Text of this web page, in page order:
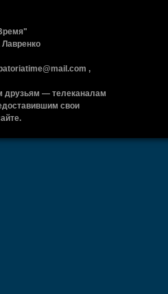
,
друзьям — телеканалам
свои